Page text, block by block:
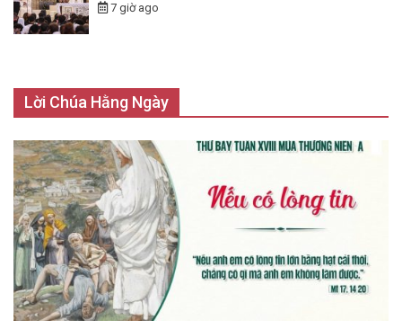
7 giờ ago
Lời Chúa Hằng Ngày